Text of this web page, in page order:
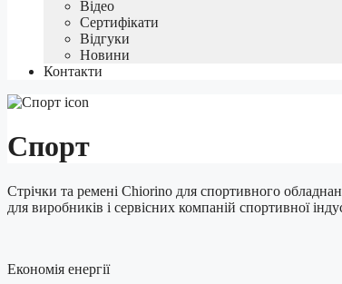
Відео
Сертифікати
Відгуки
Новини
Контакти
Спорт
Стрічки та ремені Chiorino для спортивного
для виробників і сервісних компаній спортивної
Економія енергії